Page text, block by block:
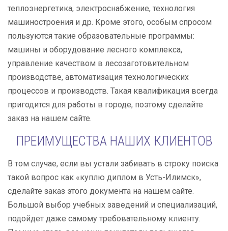
теплоэнергетика, электроснабжение, технология
машиностроения и др. Кроме этого, особым спросом
пользуются такие образовательные программы:
машины и оборудование лесного комплекса,
управление качеством в лесозаготовительном
производстве, автоматизация технологических
процессов и производств. Такая квалификация всегда
пригодится для работы в городе, поэтому сделайте
заказ на нашем сайте.
ПРЕИМУЩЕСТВА НАШИХ КЛИЕНТОВ
В том случае, если вы устали забивать в строку поиска
такой вопрос как «куплю диплом в Усть-Илимск»,
сделайте заказ этого документа на нашем сайте.
Большой выбор учебных заведений и специализаций,
подойдет даже самому требовательному клиенту.